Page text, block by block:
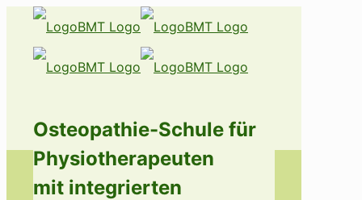
Osteopathie-Schule für
Physiotherapeuten
mit integrierten